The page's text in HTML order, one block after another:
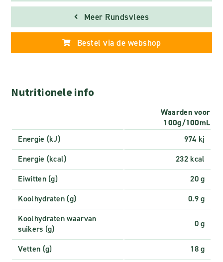
Meer Rundsvlees
Bestel via de webshop
Nutritionele info
Waarden voor
100g/100mL
Energie (kJ)
974 kj
Energie (kcal)
232 kcal
Eiwitten (g)
20 g
Koolhydraten (g)
0.9 g
Koolhydraten waarvan
suikers (g)
0 g
Vetten (g)
18 g